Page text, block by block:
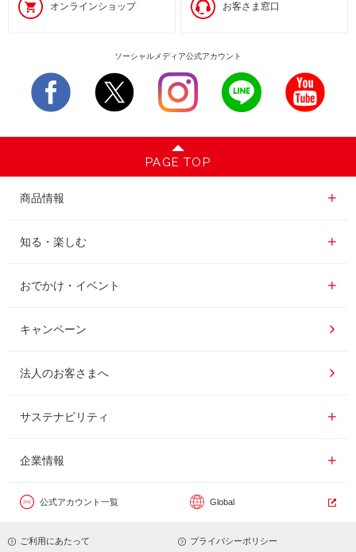
オンラインショップ お客さま窓口
ソーシャルメディア公式アカウント
PAGE TOP
商品情報
商品情報一覧
レギュラーコーヒー
インスタントコーヒー
ドリップポッド
知る・楽しむ
知る・楽しむ一覧
おいしいコーヒーの淹れ方
コーヒー百科
レシピ
おでかけ・イベント
おでかけ・イベント情報一覧
UCCコーヒー博物館
UCCコーヒーアカデミー
工場見学
東京ディズニーリゾート®︎
カフェのお仕事体験
キャンペーン
法人のお客さまへ
サステナビリティ
サステナビリティ
企業情報
企業情報一覧
公式アカウント一覧 Global
ご利用にあたって プライバシーポリシー